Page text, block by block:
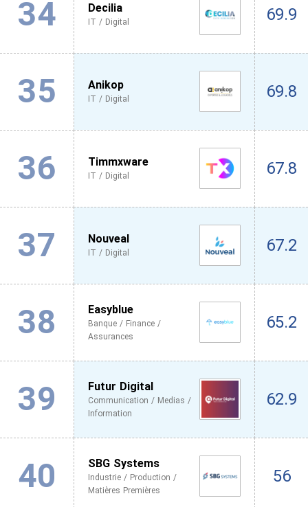
34 Decilia
IT / Digital 69.9
35 Anikop
IT / Digital 69.8
36 Timmxware
IT / Digital 67.8
37 Nouveal
IT / Digital 67.2
38 Easyblue
Banque / Finance /
Assurances
65.2
39 Futur Digital
Communication / Medias /
Information
62.9
40 SBG Systems
Industrie / Production /
Matières Premières
56